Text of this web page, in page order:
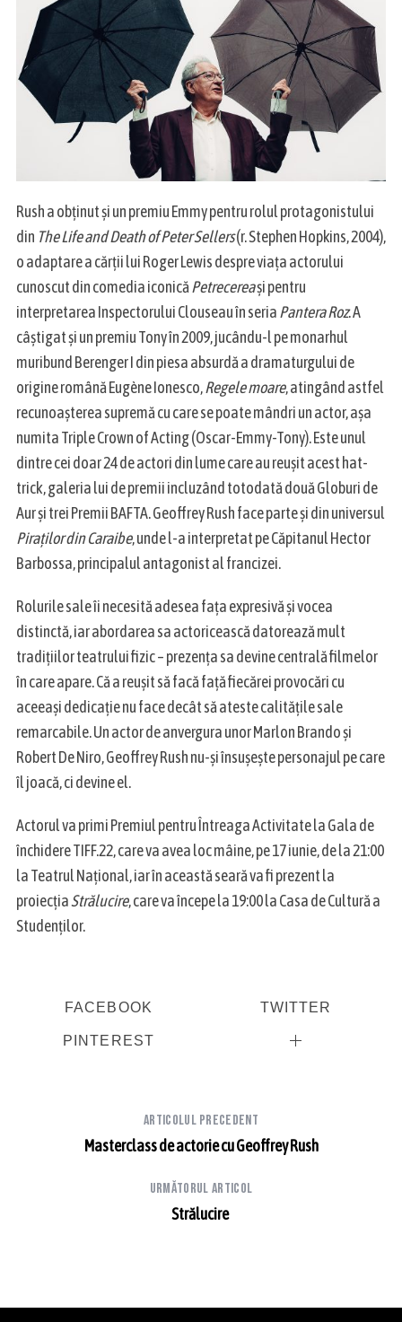
Rush a obținut și un premiu Emmy pentru rolul protagonistului
din The Life and Death of Peter Sellers(r. Stephen Hopkins, 2004),
o adaptare a cărții lui Roger Lewis despre viața actorului
cunoscut din comedia iconicăPetrecereași pentru
interpretarea Inspectorului Clouseau în seriaPantera Roz. A
câștigat și un premiu Tony în 2009, jucându-l pe monarhul
muribund Berenger I din piesa absurdă a dramaturgului de
origine română Eugène Ionesco,Regele moare, atingând astfel
recunoașterea supremă cu care se poate mândri un actor, așa
numita Triple Crown of Acting (Oscar-Emmy-Tony). Este unul
dintre cei doar 24 de actori din lume care au reușit acest hat-
trick, galeria lui de premii incluzând totodată două Globuri de
Aur și trei Premii BAFTA. Geoffrey Rush face parte și din universul
Piraților din Caraibe, unde l-a interpretat pe Căpitanul Hector
Barbossa, principalul antagonist al francizei.
Rolurile sale îi necesită adesea fața expresivă și vocea
distinctă, iar abordarea sa actoricească datorează mult
tradițiilor teatrului fizic – prezența sa devine centrală filmelor
în care apare. Că a reușit să facă față fiecărei provocări cu
aceeași dedicație nu face decât să ateste calitățile sale
remarcabile. Un actor de anvergura unor Marlon Brando și
Robert De Niro, Geoffrey Rush nu-și însușește personajul pe care
îl joacă, ci devine el.
Actorul va primi Premiul pentru Întreaga Activitate la Gala de
închidere TIFF.22, care va avea loc mâine, pe 17 iunie, de la 21:00
la Teatrul Național, iar în această seară va fi prezent la
proiecțiaStrălucire, care va începe la 19:00 la Casa de Cultură a
Studenților.
FACEBOOK TWITTER
PINTEREST
Articolul precedent
Masterclass de actorie cu Geoffrey Rush
Următorul articol
Strălucire